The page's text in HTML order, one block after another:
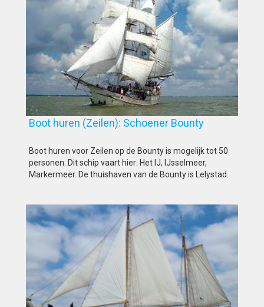
Boot huren (Zeilen): Schoener Bounty
Boot huren voor Zeilen op de Bounty is mogelijk tot 50
personen. Dit schip vaart hier: Het IJ, IJsselmeer,
Markermeer. De thuishaven van de Bounty is Lelystad.